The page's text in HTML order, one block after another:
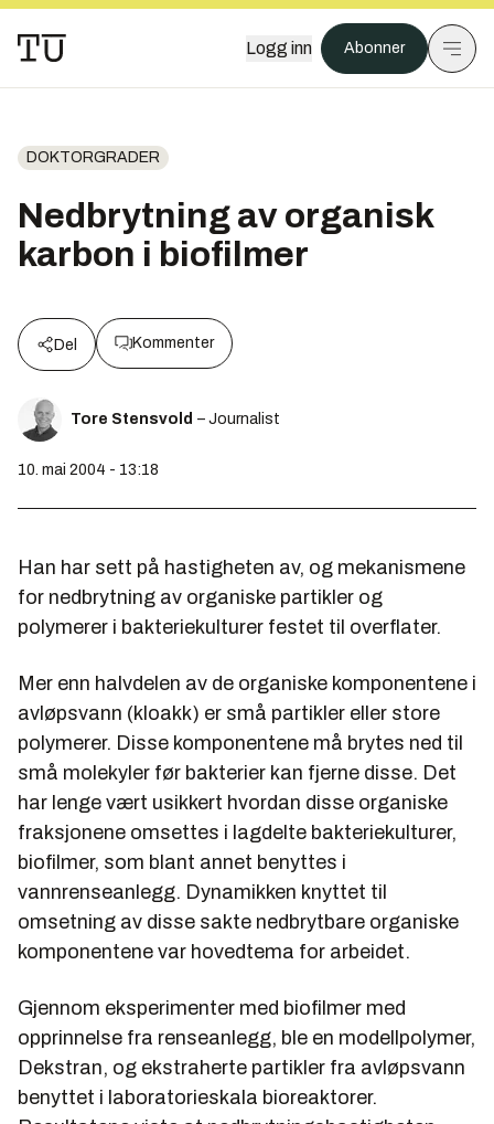
Logg inn Abonner
DOKTORGRADER
Nedbrytning av organisk
karbon i biofilmer
Del Kommenter
Tore Stensvold – Journalist
10. mai 2004 - 13:18
Han har sett på hastigheten av, og mekanismene
for nedbrytning av organiske partikler og
polymerer i bakteriekulturer festet til overflater.
Mer enn halvdelen av de organiske komponentene i
avløpsvann (kloakk) er små partikler eller store
polymerer. Disse komponentene må brytes ned til
små molekyler før bakterier kan fjerne disse. Det
har lenge vært usikkert hvordan disse organiske
fraksjonene omsettes i lagdelte bakteriekulturer,
biofilmer, som blant annet benyttes i
vannrenseanlegg. Dynamikken knyttet til
omsetning av disse sakte nedbrytbare organiske
komponentene var hovedtema for arbeidet.
Gjennom eksperimenter med biofilmer med
opprinnelse fra renseanlegg, ble en modellpolymer,
Dekstran, og ekstraherte partikler fra avløpsvann
benyttet i laboratorieskala bioreaktorer.